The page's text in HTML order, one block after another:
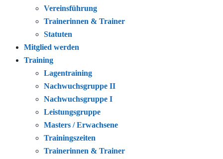
Vereinsführung
Trainerinnen & Trainer
Statuten
Mitglied werden
Training
Lagentraining
Nachwuchsgruppe II
Nachwuchsgruppe I
Leistungsgruppe
Masters / Erwachsene
Trainingszeiten
Trainerinnen & Trainer